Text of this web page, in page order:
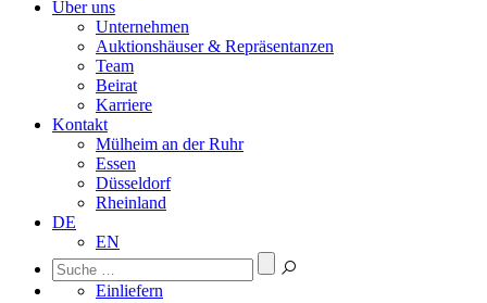
Über uns
Unternehmen
Auktionshäuser & Repräsentanzen
Team
Beirat
Karriere
Kontakt
Mülheim an der Ruhr
Essen
Düsseldorf
Rheinland
DE
EN
Einliefern